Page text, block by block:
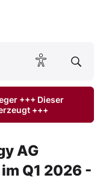
lesen
+++ Dieser
+++
AG
Q1 2026 -